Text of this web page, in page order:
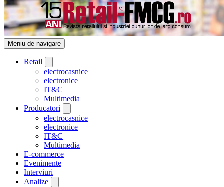
Meniu de navigare
Retail
electrocasnice
electronice
IT&C
Multimedia
Producatori
electrocasnice
electronice
IT&C
Multimedia
E-commerce
Evenimente
Interviuri
Analize